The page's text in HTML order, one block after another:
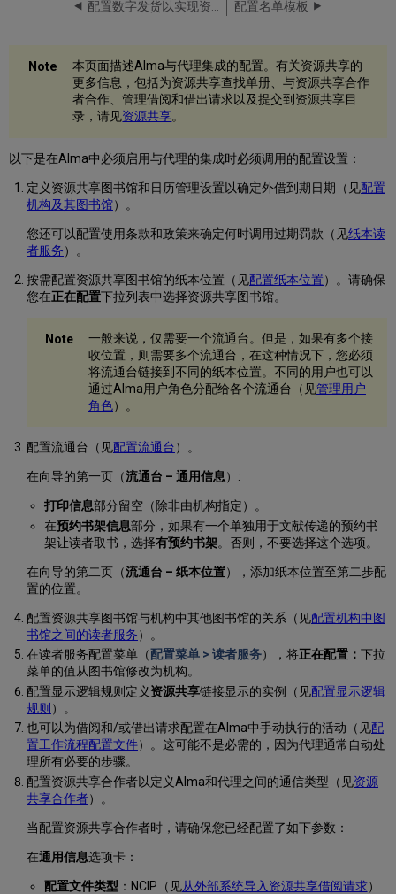
间
配置名单模板
本页面描述Alma与代理集成的配置。有关资源共享的
更多信息，包括为资源共享查找单册、与资源共享合作
者合作、管理借阅和借出请求以及提交到资源共享目
录，请见资源共享。
以下是在Alma中必须启用与代理的集成时必须调用的配置设置：
定义资源共享图书馆和日历管理设置以确定外借到期日期（见配置
机构及其图书馆）。
您还可以配置使用条款和政策来确定何时调用过期罚款（见纸本读
者服务）。
按需配置资源共享图书馆的纸本位置（见配置纸本位置）。请确保
您在正在配置下拉列表中选择资源共享图书馆。
一般来说，仅需要一个流通台。但是，如果有多个接
收位置，则需要多个流通台，在这种情况下，您必须
将流通台链接到不同的纸本位置。不同的用户也可以
通过Alma用户角色分配给各个流通台（见管理用户
角色）。
配置流通台（见配置流通台）。
在向导的第一页（流通台 – 通用信息）:
打印信息部分留空（除非由机构指定）。
在预约书架信息部分，如果有一个单独用于文献传递的预约书
架让读者取书，选择有预约书架。否则，不要选择这个选项。
在向导的第二页（流通台 – 纸本位置），添加纸本位置至第二步配
置的位置。
配置资源共享图书馆与机构中其他图书馆的关系（见配置机构中图
书馆之间的读者服务）。
在读者服务配置菜单（配置菜单 > 读者服务），将正在配置： 下拉
菜单的值从图书馆修改为机构。
配置显示逻辑规则定义资源共享链接显示的实例（见配置显示逻辑
规则）。
也可以为借阅和/或借出请求配置在Alma中手动执行的活动（见配
置工作流程配置文件）。这可能不是必需的，因为代理通常自动处
理所有必要的步骤。
配置资源共享合作者以定义Alma和代理之间的通信类型（见资源
共享合作者）。
当配置资源共享合作者时，请确保您已经配置了如下参数：
在通用信息选项卡：
配置文件类型 ：NCIP（见从外部系统导入资源共享借阅请求）